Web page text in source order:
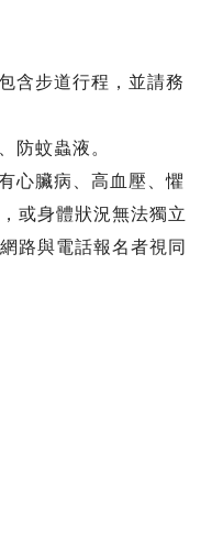
含步道行程，並請務
防蚊蟲液。
心臟病、高血壓、懼
或身體狀況無法獨立
路與電話報名者視同